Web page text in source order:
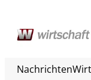
Nachrichten